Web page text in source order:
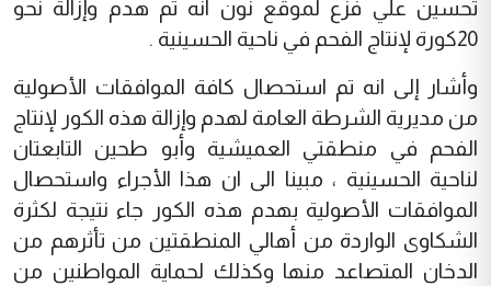
تحسين علي فزع لموقع نون انه تم هدم وإزالة نحو
20كورة لإنتاج الفحم في ناحية الحسينية .
وأشار إلى انه تم استحصال كافة الموافقات الأصولية
من مديرية الشرطة العامة لهدم وإزالة هذه الكور لإنتاج
الفحم في منطقتي العميشية وأبو طحين التابعتان
لناحية الحسينية ، مبينا الى ان هذا الأجراء واستحصال
الموافقات الأصولية بهدم هذه الكور جاء نتيجة لكثرة
الشكاوى الواردة من أهالي المنطقتين من تأثرهم من
الدخان المتصاعد منها وكذلك لحماية المواطنين من